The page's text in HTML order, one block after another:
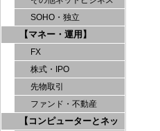
SOHO・独立
【マネー・運用】
FX
株式・IPO
先物取引
ファンド・不動産
【コンピューターとネッ